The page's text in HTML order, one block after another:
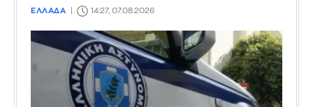
ΕΛΛΑΔΑ 14:27, 07.08.2026